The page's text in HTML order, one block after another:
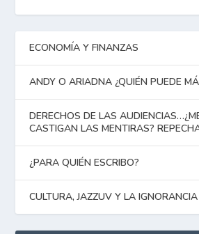
ECONOMÍA Y FINANZAS
ANDY O ARIADNA ¿QUIÉN PUEDE
DERECHOS DE LAS
CASTIGAN LAS MENTIRAS?
¿PARA QUIÉN ESCRIBO?
CULTURA, JAZZUV Y LA IGNORANCIA